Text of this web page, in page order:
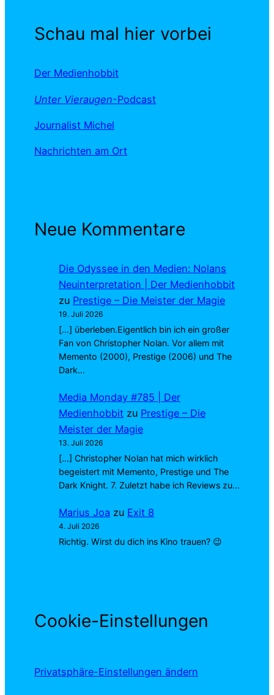
Schau mal hier vorbei
Der Medienhobbit
Unter Vieraugen-Podcast
Journalist Michel
Nachrichten am Ort
Neue Kommentare
Die Odyssee in den Medien: Nolans
Neuinterpretation | Der Medienhobbit
zu Prestige – Die Meister der Magie
19. Juli 2026
[…] überleben.Eigentlich bin ich ein großer
Fan von Christopher Nolan. Vor allem mit
Memento (2000), Prestige (2006) und The
Dark…
Media Monday #785 | Der
Medienhobbit zu Prestige – Die
Meister der Magie
13. Juli 2026
[…] Christopher Nolan hat mich wirklich
begeistert mit Memento, Prestige und The
Dark Knight. 7. Zuletzt habe ich Reviews zu…
Marius Joa zu Exit 8
4. Juli 2026
Richtig. Wirst du dich ins Kino trauen? 😉
Cookie-Einstellungen
Privatsphäre-Einstellungen ändern